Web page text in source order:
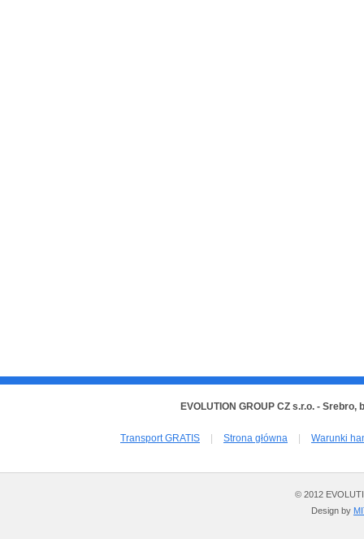
EVOLUTION GROUP CZ s.r.o. -
Transport GRATIS Strona główna Warunki
© 2012
Design by